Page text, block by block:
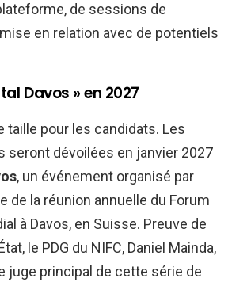
de sessions de
en relation avec de potentiels
Davos » en 2027
taille pour les candidats. Les
seront dévoilées en janvier 2027
, un événement organisé par
de la réunion annuelle du Forum
à Davos, en Suisse. Preuve de
le PDG du NIFC, Daniel Mainda,
juge principal de cette série de